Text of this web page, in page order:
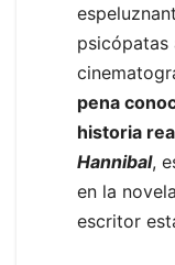
psicópatas
pena
historia
Hannibal,
en la
escritor